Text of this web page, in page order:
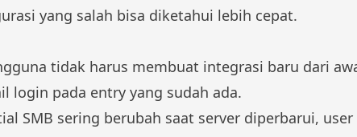
yang salah bisa diketahui lebih cepat.
tidak harus membuat integrasi baru dari
login pada entry yang sudah ada.
SMB sering berubah saat server diperbarui,